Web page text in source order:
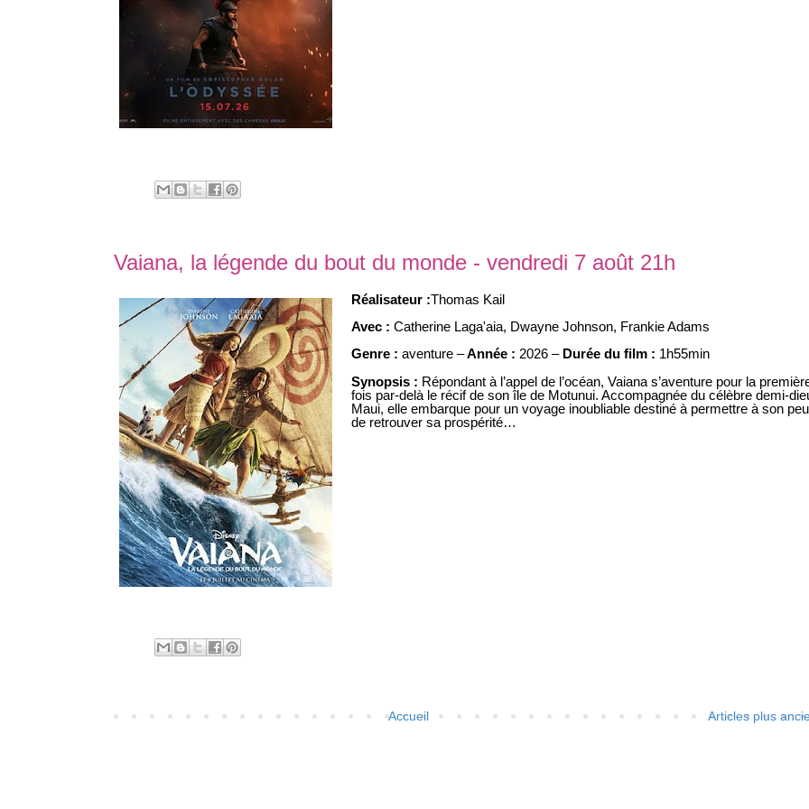
Vaiana, la légende du bout du monde - vendredi 7 août 21h
Réalisateur :Thomas Kail
Avec :Catherine Laga'aia, Dwayne Johnson, Frankie Adams
Genre : aventure –Année : 2026 – Durée du film : 1h55min
Synopsis : Répondant à l’appel de l’océan, Vaiana s’aventure pour la
fois par-delà le récif de son île de Motunui. Accompagnée du célèbre demi-
Maui, elle embarque pour un voyage inoubliable destiné à permettre à son
de retrouver sa prospérité…
Articles plus
Accueil